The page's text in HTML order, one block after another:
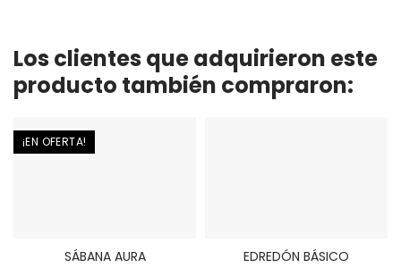
Los clientes que adquirieron este
producto también compraron:
¡EN OFERTA!
COMPRAR
SÁBANA AURA
COMPRAR
EDREDÓN BÁSICO